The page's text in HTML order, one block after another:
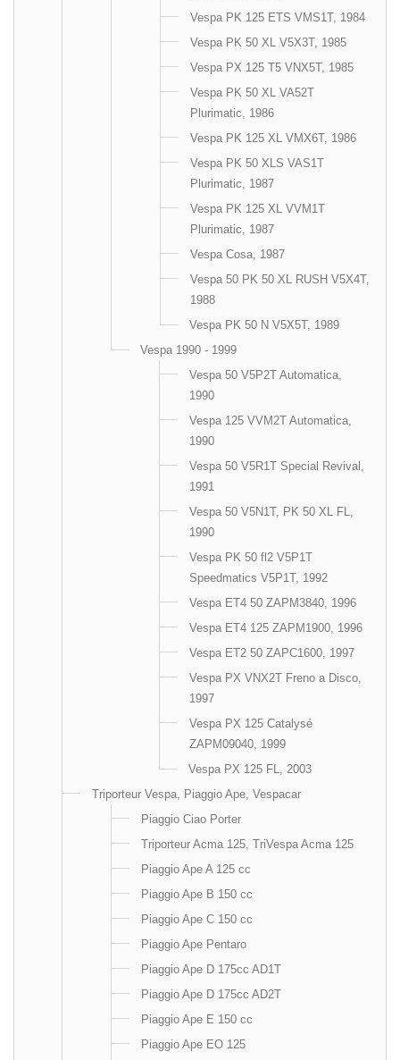
Vespa PK 125 ETS VMS1T, 1984
Vespa PK 50 XL V5X3T, 1985
Vespa PX 125 T5 VNX5T, 1985
Vespa PK 50 XL VA52T
Plurimatic, 1986
Vespa PK 125 XL VMX6T, 1986
Vespa PK 50 XLS VAS1T
Plurimatic, 1987
Vespa PK 125 XL VVM1T
Plurimatic, 1987
Vespa Cosa, 1987
Vespa 50 PK 50 XL RUSH V5X4T,
1988
Vespa PK 50 N V5X5T, 1989
Vespa 1990 - 1999
Vespa 50 V5P2T Automatica,
1990
Vespa 125 VVM2T Automatica,
1990
Vespa 50 V5R1T Special Revival,
1991
Vespa 50 V5N1T, PK 50 XL FL,
1990
Vespa PK 50 fl2 V5P1T
Speedmatics V5P1T, 1992
Vespa ET4 50 ZAPM3840, 1996
Vespa ET4 125 ZAPM1900, 1996
Vespa ET2 50 ZAPC1600, 1997
Vespa PX VNX2T Freno a Disco,
1997
Vespa PX 125 Catalysé
ZAPM09040, 1999
Vespa PX 125 FL, 2003
Triporteur Vespa, Piaggio Ape, Vespacar
Piaggio Ciao Porter
Triporteur Acma 125, TriVespa Acma 125
Piaggio Ape A 125 cc
Piaggio Ape B 150 cc
Piaggio Ape C 150 cc
Piaggio Ape Pentaro
Piaggio Ape D 175cc AD1T
Piaggio Ape D 175cc AD2T
Piaggio Ape E 150 cc
Piaggio Ape EO 125